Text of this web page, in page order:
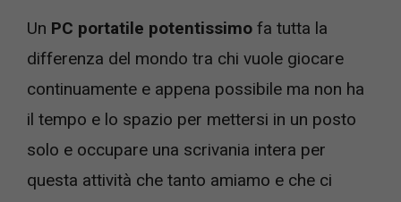
Un PC portatile potentissimo fa tutta la
differenza del mondo tra chi vuole giocare
continuamente e appena possibile ma non ha
il tempo e lo spazio per mettersi in un posto
solo e occupare una scrivania intera per
questa attività che tanto amiamo e che ci